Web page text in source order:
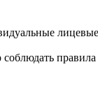
правила